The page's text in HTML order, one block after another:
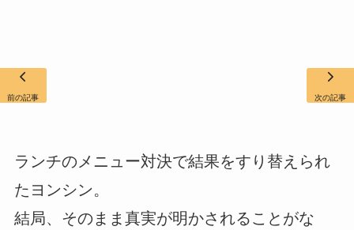
ランチのメニュー対決で結果をすり替えられ
たヨンシン。
結局、そのまま真実が明かされることがな
前の記事 次の記事